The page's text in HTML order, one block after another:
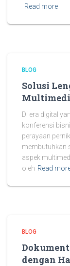
Read more
BLOG
Solusi
Di era digital
konferensi
perayaan
membutuhkan
aspek
oleh Read
BLOG
dengan